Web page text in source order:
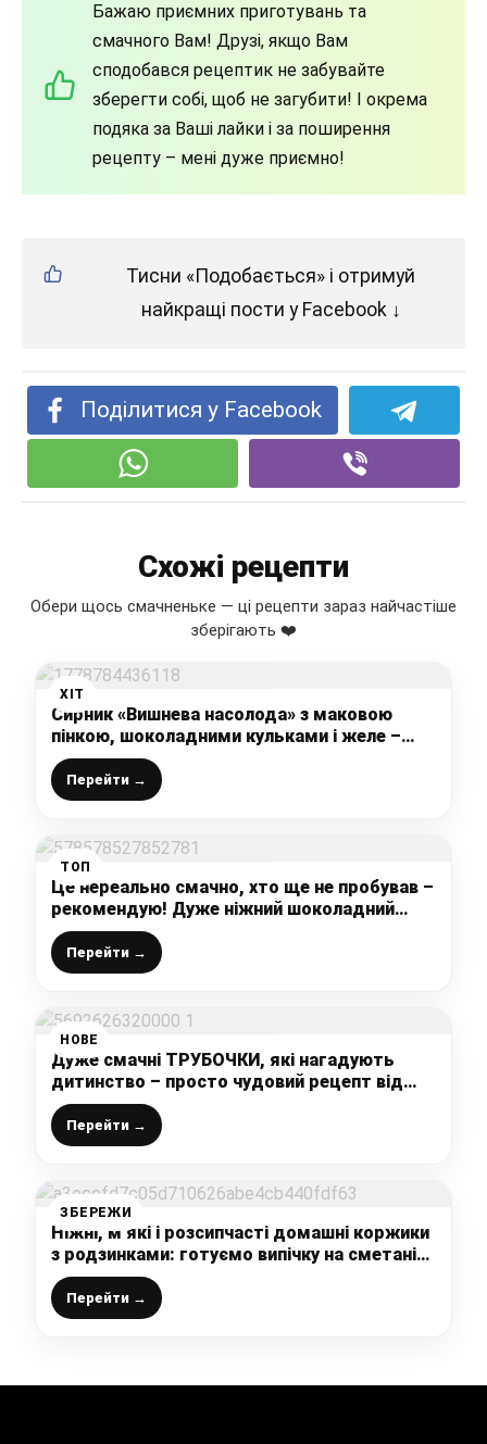
Бажаю приємних приготувань та
смачного Вам! Друзі, якщо Вам
сподобався рецептик не забувайте
зберегти собі, щоб не загубити! І окрема
подяка за Ваші лайки і за поширення
рецепту – мені дуже приємно!
Тисни «Подобається» і отримуй
найкращі пости у Facebook ↓
Поділитися у Facebook
Схожі рецепти
Обери щось смачненьке — ці рецепти зараз найчастіше
зберігають ❤️
ХІТ
Сирник «Вишнева насолода» з маковою
пінкою, шоколадними кульками і желе –
той самий рецепт із Львівської кавярні!
Перейти →
ТОП
Це нереально смачно, хто ще не пробував –
рекомендую! Дуже ніжний шоколадний
пиріг з сирно-банановою начинкою
Перейти →
НОВЕ
Дуже смачні ТРУБОЧКИ, які нагадують
дитинство – просто чудовий рецепт від
української господині
Перейти →
ЗБЕРЕЖИ
Ніжні, м’які і розсипчасті домашні коржики
з родзинками: готуємо випічку на сметані
до чаю просто і дуже смачно
Перейти →